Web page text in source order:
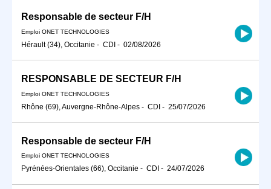
Responsable de secteur F/H
Emploi ONET TECHNOLOGIES
Hérault (34), Occitanie - CDI - 02/08/2026
RESPONSABLE DE SECTEUR F/H
Emploi ONET TECHNOLOGIES
Rhône (69), Auvergne-Rhône-Alpes - CDI - 25/07/2026
Responsable de secteur F/H
Emploi ONET TECHNOLOGIES
Pyrénées-Orientales (66), Occitanie - CDI - 24/07/2026